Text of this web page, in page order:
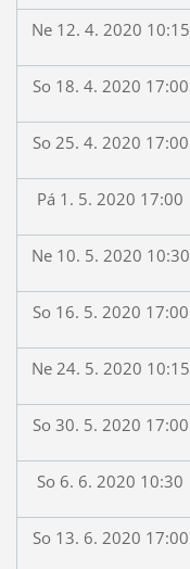
Ne 12. 4. 2020 10:15
So 18. 4. 2020 17:00
So 25. 4. 2020 17:00
Pá 1. 5. 2020 17:00
Ne 10. 5. 2020 10:30
So 16. 5. 2020 17:00
Ne 24. 5. 2020 10:15
So 30. 5. 2020 17:00
So 6. 6. 2020 10:30
So 13. 6. 2020 17:00